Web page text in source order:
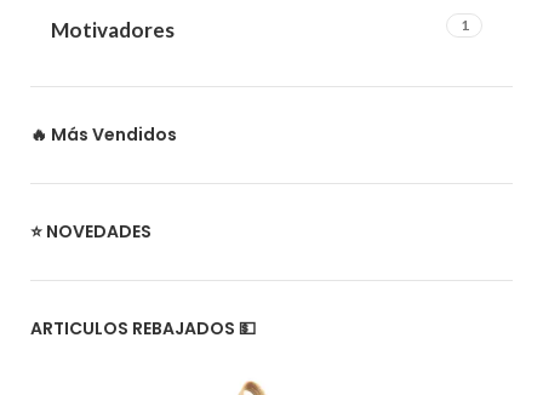
Motivadores 1
🔥 Más Vendidos
⭐ NOVEDADES
ARTICULOS REBAJADOS 💵